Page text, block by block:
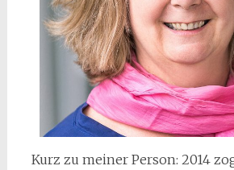
Kurz zu meiner Person: 2014